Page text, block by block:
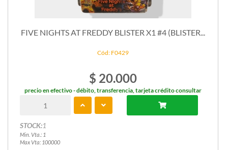
FIVE NIGHTS AT FREDDY BLISTER X1 #4 (BLISTER...
Cód: F0429
$ 20.000
precio en efectivo - débito, transferencia, tarjeta crédito consultar
STOCK:1
Min. Vta.: 1
Max Vta: 100000